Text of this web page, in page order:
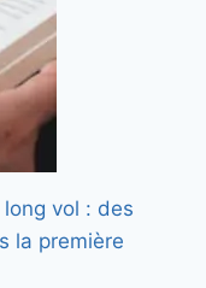
vol : des
la première